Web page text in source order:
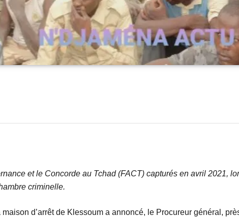
et le Concorde au Tchad (FACT) capturés en avril 2021,
criminelle.
d’arrêt de Klessoum a annoncé, le Procureur général,